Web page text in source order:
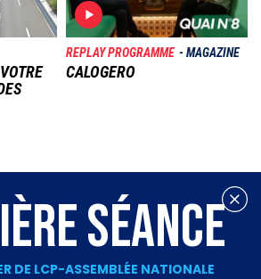
REPLAY PROGRAMME MAGAZINE
CALOGERO
SÉANCE
DE LCP-ASSEMBLÉE NATIONALE